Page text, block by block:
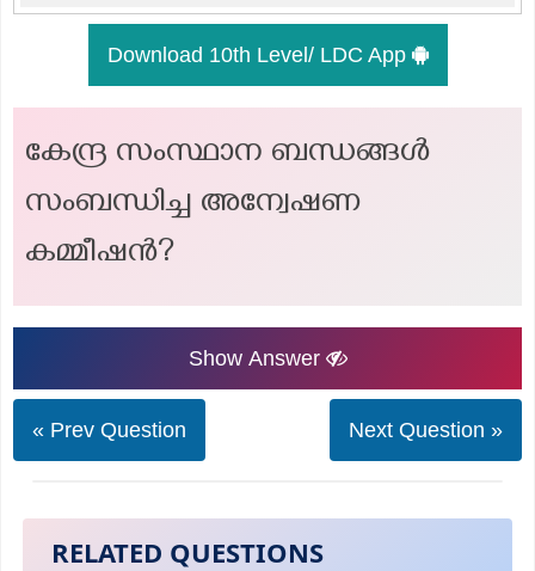
Download 10th Level/ LDC App
കേന്ദ്ര സംസ്ഥാന ബന്ധങ്ങൾ
സംബന്ധിച്ച അന്വേഷണ
കമ്മീഷന്‍?
Show Answer
« Prev Question Next Question »
RELATED QUESTIONS